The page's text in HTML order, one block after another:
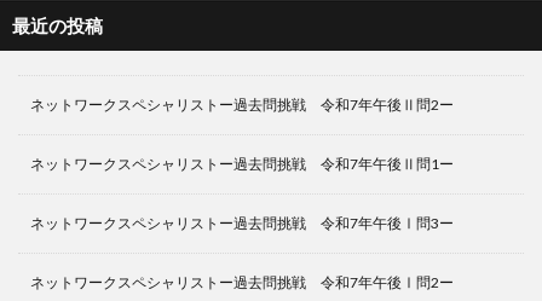
最近の投稿
ネットワークスペシャリストー過去問挑戦 令和7年午後Ⅱ問2ー
ネットワークスペシャリストー過去問挑戦 令和7年午後Ⅱ問1ー
ネットワークスペシャリストー過去問挑戦 令和7年午後Ⅰ問3ー
ネットワークスペシャリストー過去問挑戦 令和7年午後Ⅰ問2ー